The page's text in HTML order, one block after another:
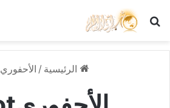
بحث عن
الرئيسية / الأحفوريquot